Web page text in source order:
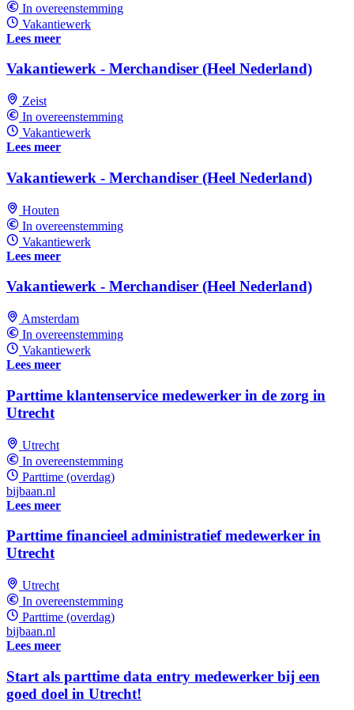
In overeenstemming
Vakantiewerk
Lees meer
Vakantiewerk - Merchandiser (Heel Nederland)
Zeist
In overeenstemming
Vakantiewerk
Lees meer
Vakantiewerk - Merchandiser (Heel Nederland)
Houten
In overeenstemming
Vakantiewerk
Lees meer
Vakantiewerk - Merchandiser (Heel Nederland)
Amsterdam
In overeenstemming
Vakantiewerk
Lees meer
Parttime klantenservice medewerker in de zorg in
Utrecht
Utrecht
In overeenstemming
Parttime (overdag)
bijbaan.nl
Lees meer
Parttime financieel administratief medewerker in
Utrecht
Utrecht
In overeenstemming
Parttime (overdag)
bijbaan.nl
Lees meer
Start als parttime data entry medewerker bij een
goed doel in Utrecht!